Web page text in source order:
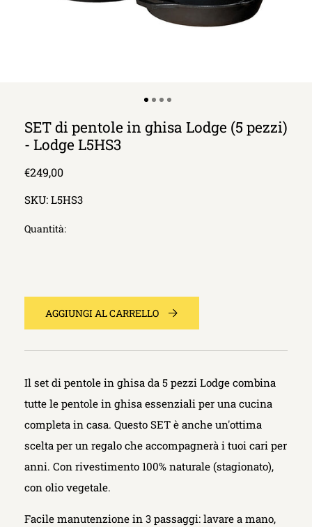
SET di pentole in ghisa Lodge (5 pezzi)
- Lodge L5HS3
Prezzo
listino
€249,00
SKU: L5HS3
Quantità:
AGGIUNGI AL CARRELLO
Il set di pentole in ghisa da 5 pezzi Lodge combina
tutte le pentole in ghisa essenziali per una cucina
completa in casa. Questo SET è anche un'ottima
scelta per un regalo che accompagnerà i tuoi cari per
anni. Con rivestimento 100% naturale (stagionato),
con olio vegetale.
Facile manutenzione in 3 passaggi: lavare a mano,